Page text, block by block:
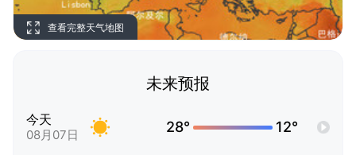
查看完整天气地图
未来预报
今天
08月07日 28° 12°